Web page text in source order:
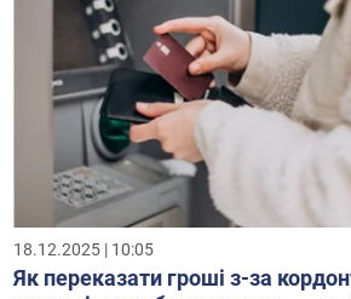
18.12.2025 | 10:05
Як переказати гроші з-за